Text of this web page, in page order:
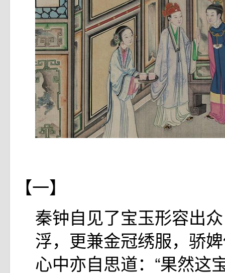
【一】
秦钟自见了宝玉形容出
浮，更兼金冠绣服，骄
心中亦自思道：“果然这